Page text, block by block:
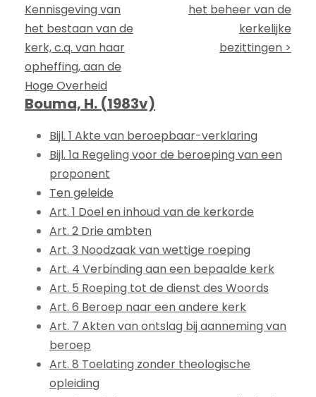
Kennisgeving van
het bestaan van de
kerk, c.q. van haar
opheffing, aan de
Hoge Overheid
het beheer van de
kerkelijke
bezittingen >
Bouma, H. (1983v)
Bijl. 1 Akte van beroepbaar-verklaring
Bijl. 1a Regeling voor de beroeping van een
proponent
Ten geleide
Art. 1 Doel en inhoud van de kerkorde
Art. 2 Drie ambten
Art. 3 Noodzaak van wettige roeping
Art. 4 Verbinding aan een bepaalde kerk
Art. 5 Roeping tot de dienst des Woords
Art. 6 Beroep naar een andere kerk
Art. 7 Akten van ontslag bij aanneming van
beroep
Art. 8 Toelating zonder theologische
opleiding